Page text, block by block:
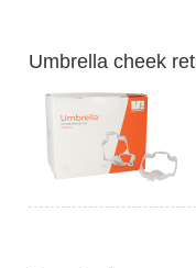
Umbrella cheek